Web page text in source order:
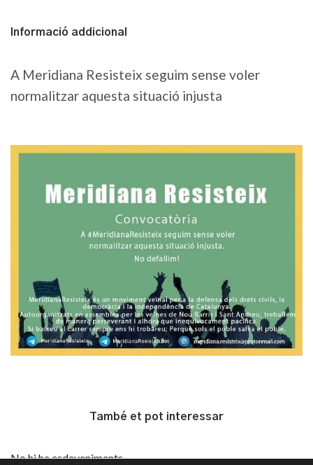
Informació addicional
A Meridiana Resisteix seguim sense voler
normalitzar aquesta situació injusta
També et pot interessar
No hi ha esdeveniments